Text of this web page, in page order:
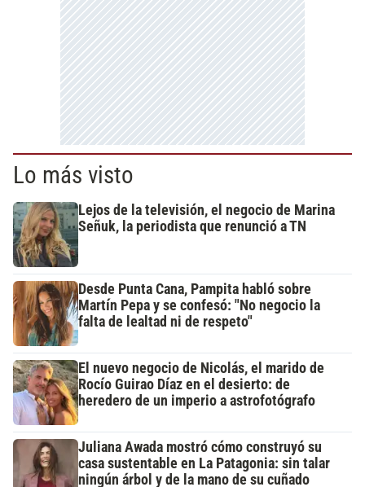
Lo más visto
Lejos de la televisión, el negocio de Marina
Señuk, la periodista que renunció a TN
Desde Punta Cana, Pampita habló sobre
Martín Pepa y se confesó: "No negocio la
falta de lealtad ni de respeto"
El nuevo negocio de Nicolás, el marido de
Rocío Guirao Díaz en el desierto: de
heredero de un imperio a astrofotógrafo
Juliana Awada mostró cómo construyó su
casa sustentable en La Patagonia: sin talar
ningún árbol y de la mano de su cuñado